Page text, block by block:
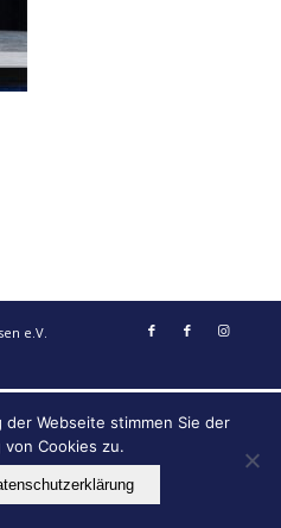
e.V.
Webseite stimmen Sie der
Cookies zu.